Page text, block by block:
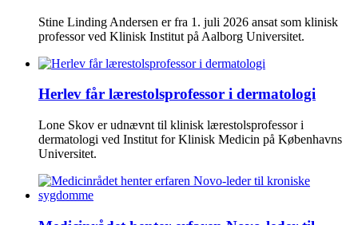
Stine Linding Andersen er fra 1. juli 2026 ansat som klinisk
professor ved Klinisk Institut på Aalborg Universitet.
Herlev får lærestolsprofessor i dermatologi
Lone Skov er udnævnt til klinisk lærestolsprofessor i
dermatologi ved Institut for Klinisk Medicin på Københavns
Universitet.